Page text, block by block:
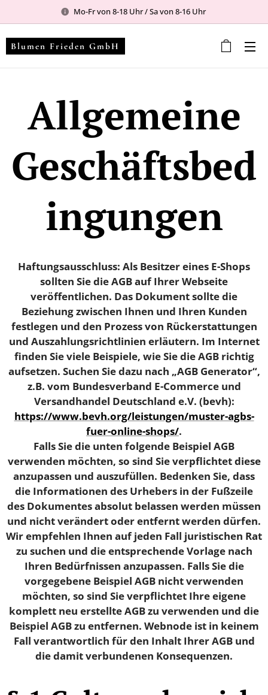
Mo-Fr von 8-18 Uhr / Sa von 8-16 Uhr
Blumen Frieden GmbH
Allgemeine
Geschäftsbed
ingungen
Haftungsausschluss: Als Besitzer eines E-Shops
sollten Sie die AGB auf Ihrer Webseite
veröffentlichen. Das Dokument sollte die
Beziehung zwischen Ihnen und Ihren Kunden
festlegen und den Prozess von Rückerstattungen
und Auszahlungsrichtlinien erläutern. Im Internet
finden Sie viele Beispiele, wie Sie die AGB richtig
aufsetzen. Suchen Sie dazu nach „AGB Generator“,
z.B. vom Bundesverband E-Commerce und
Versandhandel Deutschland e.V. (bevh):
https://www.bevh.org/leistungen/muster-agbs-
fuer-online-shops/.
Falls Sie die unten folgende Beispiel AGB
verwenden möchten, so sind Sie verpflichtet diese
anzupassen und auszufüllen. Bedenken Sie, dass
die Informationen des Urhebers in der Fußzeile
des Dokumentes absolut belassen werden müssen
und nicht verändert oder entfernt werden dürfen.
Wir empfehlen Ihnen auf jeden Fall juristischen Rat
zu suchen und die entsprechende Vorlage nach
Ihren Bedürfnissen anzupassen. Falls Sie die
vorgegebene Beispiel AGB nicht verwenden
möchten, so sind Sie verpflichtet Ihre eigene
komplett neu erstellte AGB zu verwenden und die
Beispiel AGB zu entfernen. Webnode ist in keinem
Fall verantwortlich für den Inhalt Ihrer AGB und
die damit verbundenen Konsequenzen.